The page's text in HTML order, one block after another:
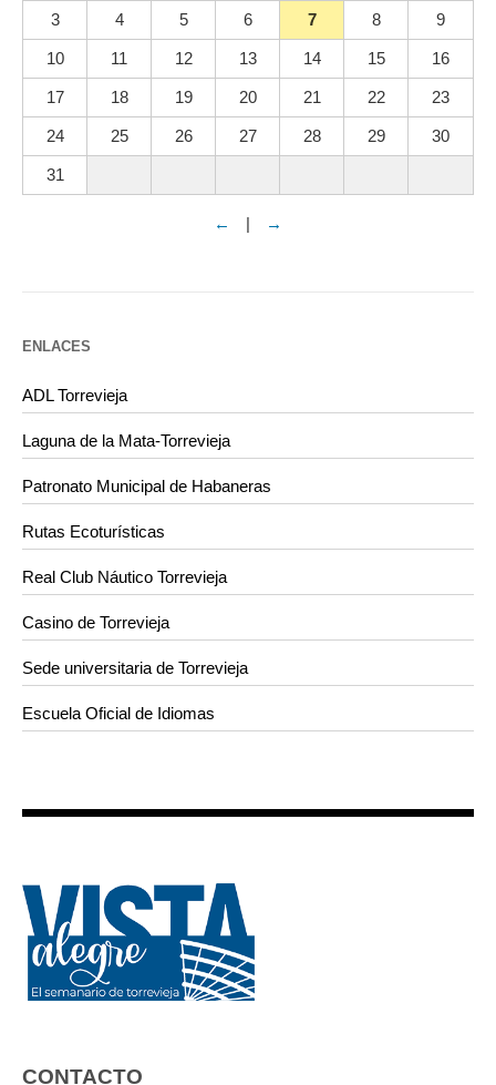
3 4 5 6 7 8 9
10 11 12 13 14 15 16
17 18 19 20 21 22 23
24 25 26 27 28 29 30
31
← | →
ENLACES
ADL Torrevieja
Laguna de la Mata-Torrevieja
Patronato Municipal de Habaneras
Rutas Ecoturísticas
Real Club Náutico Torrevieja
Casino de Torrevieja
Sede universitaria de Torrevieja
Escuela Oficial de Idiomas
CONTACTO